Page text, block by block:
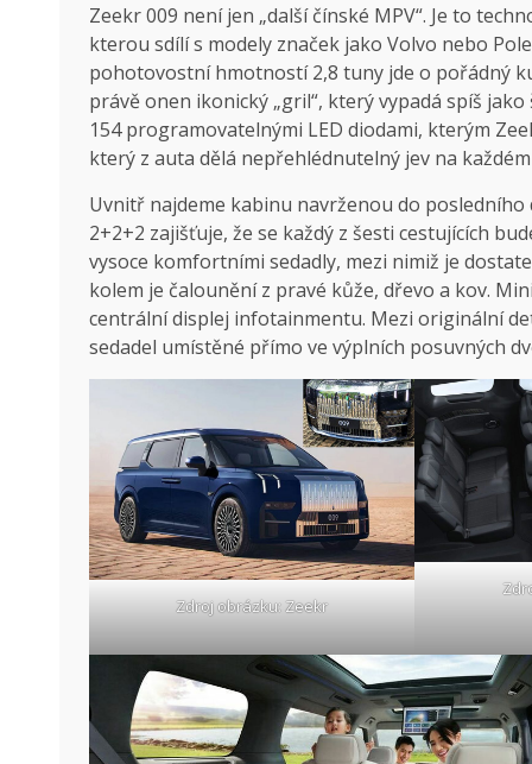
Zeekr 009 není jen „další čínské MPV“. Je to
kterou sdílí s modely značek jako Volvo nebo
pohotovostní hmotností 2,8 tuny jde o pořádný
právě onen ikonický „gril“, který vypadá spíš
154 programovatelnými LED diodami, kterým
který z auta dělá nepřehlédnutelný jev na
Uvnitř najdeme kabinu navrženou do
2+2+2 zajišťuje, že se každý z šesti cestujících
vysoce komfortními sedadly, mezi nimiž je
kolem je čalounění z pravé kůže, dřevo a kov.
centrální displej infotainmentu. Mezi originální
sedadel umístěné přímo ve výplních posuvných
Zdroj obrázku: Zeekr